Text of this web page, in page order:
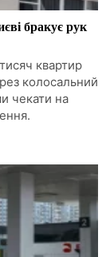
бракує рук
квартир
колосальний
чекати на